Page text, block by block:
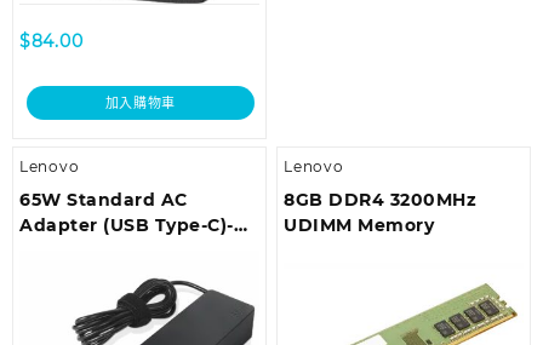
$84.00
加入購物車
Lenovo
65W Standard AC
Adapter (USB Type-C)-
Lenovo
8GB DDR4 3200MHz
UDIMM Memory